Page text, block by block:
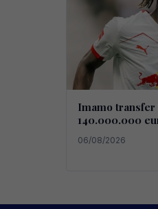
Imamo
140.000.000
06/08/2026